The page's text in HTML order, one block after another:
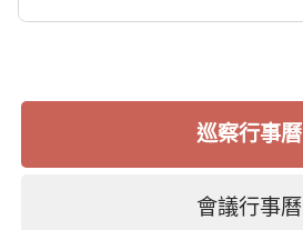
巡察行事曆
會議行事曆